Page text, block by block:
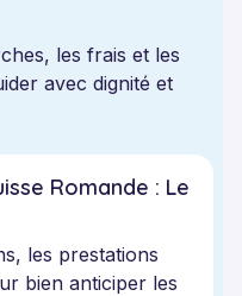
les frais et les
avec dignité et
Romande : Le
les prestations
bien anticiper les